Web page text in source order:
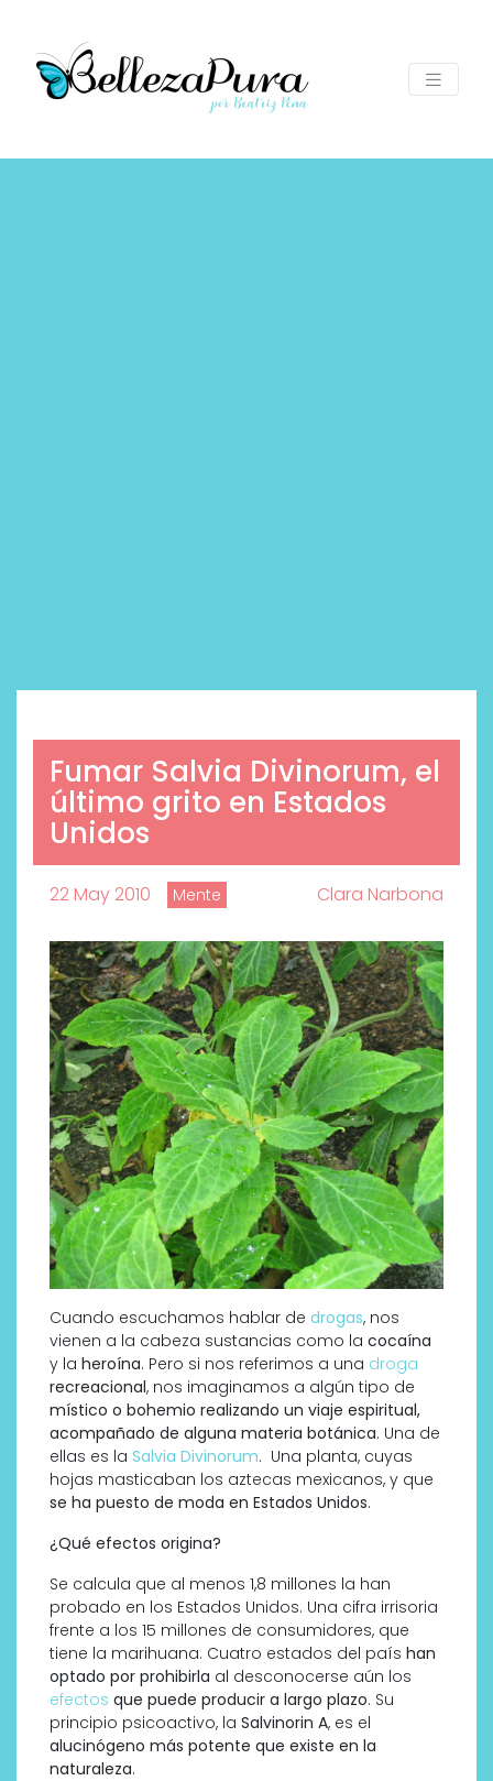
Fumar Salvia Divinorum, el
último grito en Estados
Unidos
22 May 2010 Mente Clara Narbona
Cuando escuchamos hablar de drogas, nos
vienen a la cabeza sustancias como la cocaína
y la heroína. Pero si nos referimos a una droga
recreacional, nos imaginamos a algún tipo de
místico o bohemio realizando un viaje espiritual,
acompañado de alguna materia botánica. Una de
ellas es la Salvia Divinorum. Una planta, cuyas
hojas masticaban los aztecas mexicanos, y que
se ha puesto de moda en Estados Unidos.
¿Qué efectos origina?
Se calcula que al menos 1,8 millones la han
probado en los Estados Unidos. Una cifra irrisoria
frente a los 15 millones de consumidores, que
tiene la marihuana. Cuatro estados del país han
optado por prohibirla al desconocerse aún los
efectos que puede producir a largo plazo. Su
principio psicoactivo, la Salvinorin A, es el
alucinógeno más potente que existe en la
naturaleza.